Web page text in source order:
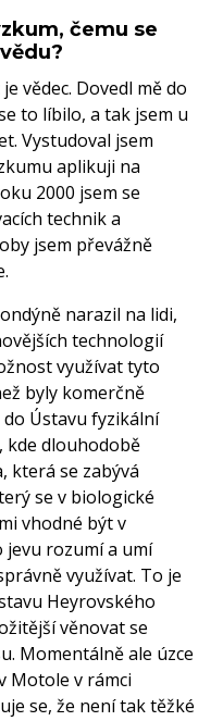
čemu se
vědec. Dovedl mě do
to líbilo, a tak jsem u
Vystudoval jsem
aplikuji na
2000 jsem se
technik a
jsem převážně
narazil na lidi,
technologií
využívat tyto
byly komerčně
Ústavu fyzikální
kde dlouhodobě
která se zabývá
se v biologické
vhodné být v
rozumí a umí
využívat. To je
Heyrovského
věnovat se
Momentálně ale úzce
Motole v rámci
se, že není tak těžké